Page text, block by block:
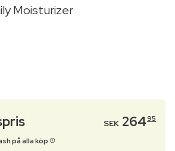
Moisturizer
SEK 26495
på alla köp